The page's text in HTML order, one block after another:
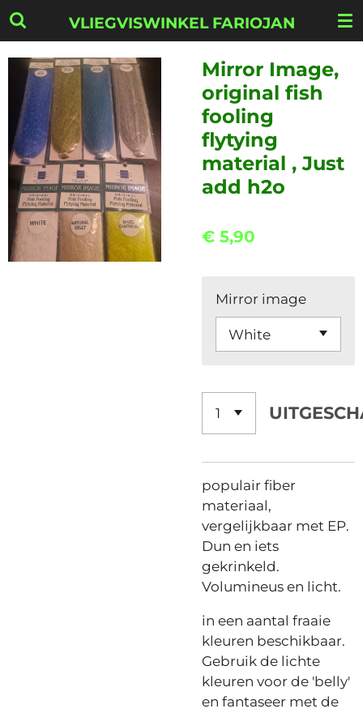
Ga
direct
naar
hoofdinhoud
VLIEGVISWINKEL FARIOJAN
Mirror Image,
original fish
fooling
flytying
material , Just
add h2o
€ 5,90
Mirror image
populair fiber
materiaal,
vergelijkbaar met EP.
Dun en iets
gekrinkeld.
Volumineus en licht.
in een aantal fraaie
kleuren beschikbaar.
Gebruik de lichte
kleuren voor de 'belly'
en fantaseer met de